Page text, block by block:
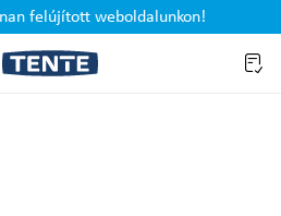
felújított weboldalunkon!